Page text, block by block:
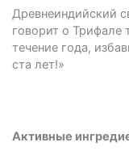
Древнеиндийский
говорит о Трифале
течение года,
ста лет!»
Активные